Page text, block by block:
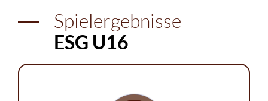
Spielergebnisse
ESG U16